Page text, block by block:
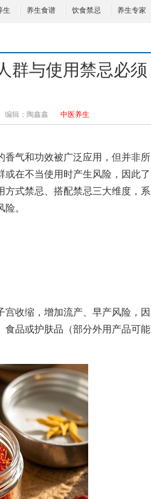
生 养生食谱 饮食禁忌 养生专家
群与使用禁忌必须
编辑： 陶鑫鑫 中医养生
气和功效被广泛应用，但并非所
在不当使用时产生风险，因此了
方式禁忌、搭配禁忌三大维度，系
。
收缩，增加流产、早产风险，因
食品或护肤品（部分外用产品可能